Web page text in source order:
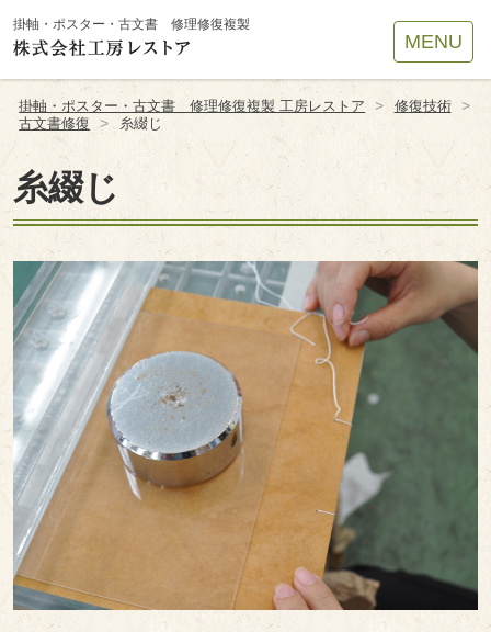
掛軸・ポスター・古文書 修理修復複製
MENU
掛軸・ポスター・古文書 修理修復複製 工房レストア > 修復技術 >
古文書修復 > 糸綴じ
糸綴じ
Site
Footer